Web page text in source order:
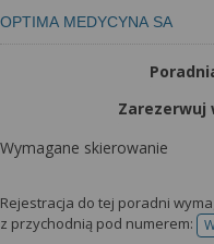
OPTIMA MEDYCYNA SA
Wymagane skierowanie
Rejestracja do tej poradni
z przychodnią pod numerem: